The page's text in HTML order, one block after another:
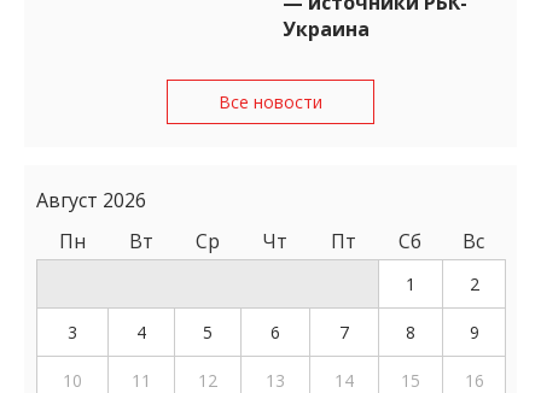
Украина
Все новости
Август 2026
Пн
Вт Ср Чт Пт Сб Вс
1 2
3 4 5 6 7 8 9
10 11 12 13 14 15 16